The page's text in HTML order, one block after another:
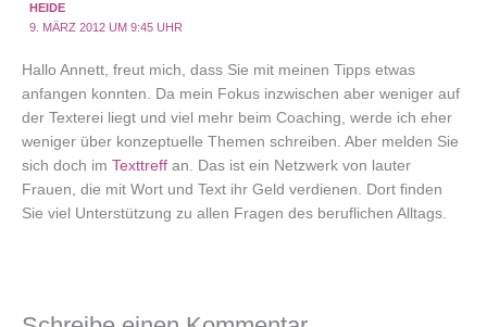
HEIDE
9. MÄRZ 2012 UM 9:45 UHR
Hallo Annett, freut mich, dass Sie mit meinen Tipps etwas
anfangen konnten. Da mein Fokus inzwischen aber weniger auf
der Texterei liegt und viel mehr beim Coaching, werde ich eher
weniger über konzeptuelle Themen schreiben. Aber melden Sie
sich doch im Texttreff an. Das ist ein Netzwerk von lauter
Frauen, die mit Wort und Text ihr Geld verdienen. Dort finden
Sie viel Unterstützung zu allen Fragen des beruflichen Alltags.